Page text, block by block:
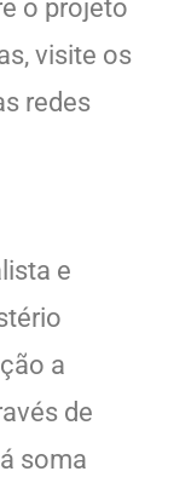
o projeto
visite os
redes
e
a
de
soma